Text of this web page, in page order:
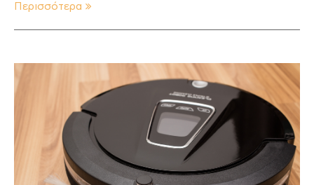
Περισσότερα